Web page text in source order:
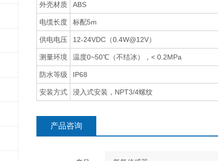
外壳材质 ABS
电缆长度 标配5m
供电电压 12-24VDC（0.4W@12V）
测量环境 温度0~50℃（不结冰），< 0.2MPa
防水等级 IP68
安装方式 浸入式安装，NPT3/4螺纹
产品咨询